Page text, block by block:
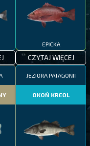
EPICKA
CZYTAJ WIĘCEJ
JEZIORA PATAGONII
OKOŃ KREOL